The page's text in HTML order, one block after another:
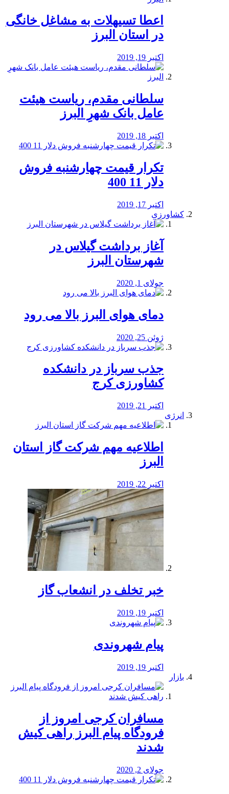
️اعطا تسیهلات به مشاغل خانگی
در استان البرز
اکتبر 19, 2019
سلطانی مقدم، ریاست هیئت
عامل بانک شهرِ البرز
اکتبر 18, 2019
تکرار قیمت چهارشنبه فروش
دلار 11 400
اکتبر 17, 2019
کشاورزی
آغاز برداشت گیلاس در
شهرستان البرز
جولای 1, 2020
دمای هوای البرز بالا می رود
ژوئن 25, 2020
جذب سرباز در دانشکده
کشاورزی کرج
اکتبر 21, 2019
انرژی
️اطلاعیه مهم شرکت گاز استان
البرز
اکتبر 22, 2019
خبر تخلف در انشعاب گاز
اکتبر 19, 2019
پیام شهروندی
اکتبر 19, 2019
بازار
مسافران کرجی امروز از
فرودگاه پیام البرز راهی کیش
شدند
جولای 2, 2020